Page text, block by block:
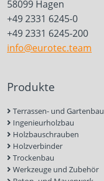
58099 Hagen
+49 2331 6245-0
+49 2331 6245-200
info@eurotec.team
Produkte
Terrassen- und Gartenbau
Ingenieurholzbau
Holzbauschrauben
Holzverbinder
Trockenbau
Werkzeuge und Zubehör